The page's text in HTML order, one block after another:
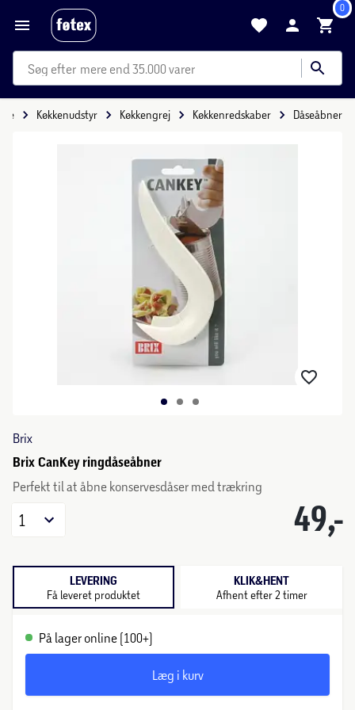
0
mere end 35.000 varer
Køkkenudstyr Køkkengrej Køkkenredskaber Dåseåbner
Brix
Brix CanKey ringdåseåbner
Perfekt til at åbne konservesdåser med trækring
49,-
1
LEVERING
Få leveret produktet
KLIK&HENT
Afhent efter 2 timer
På lager online (100+)
Læg i kurv